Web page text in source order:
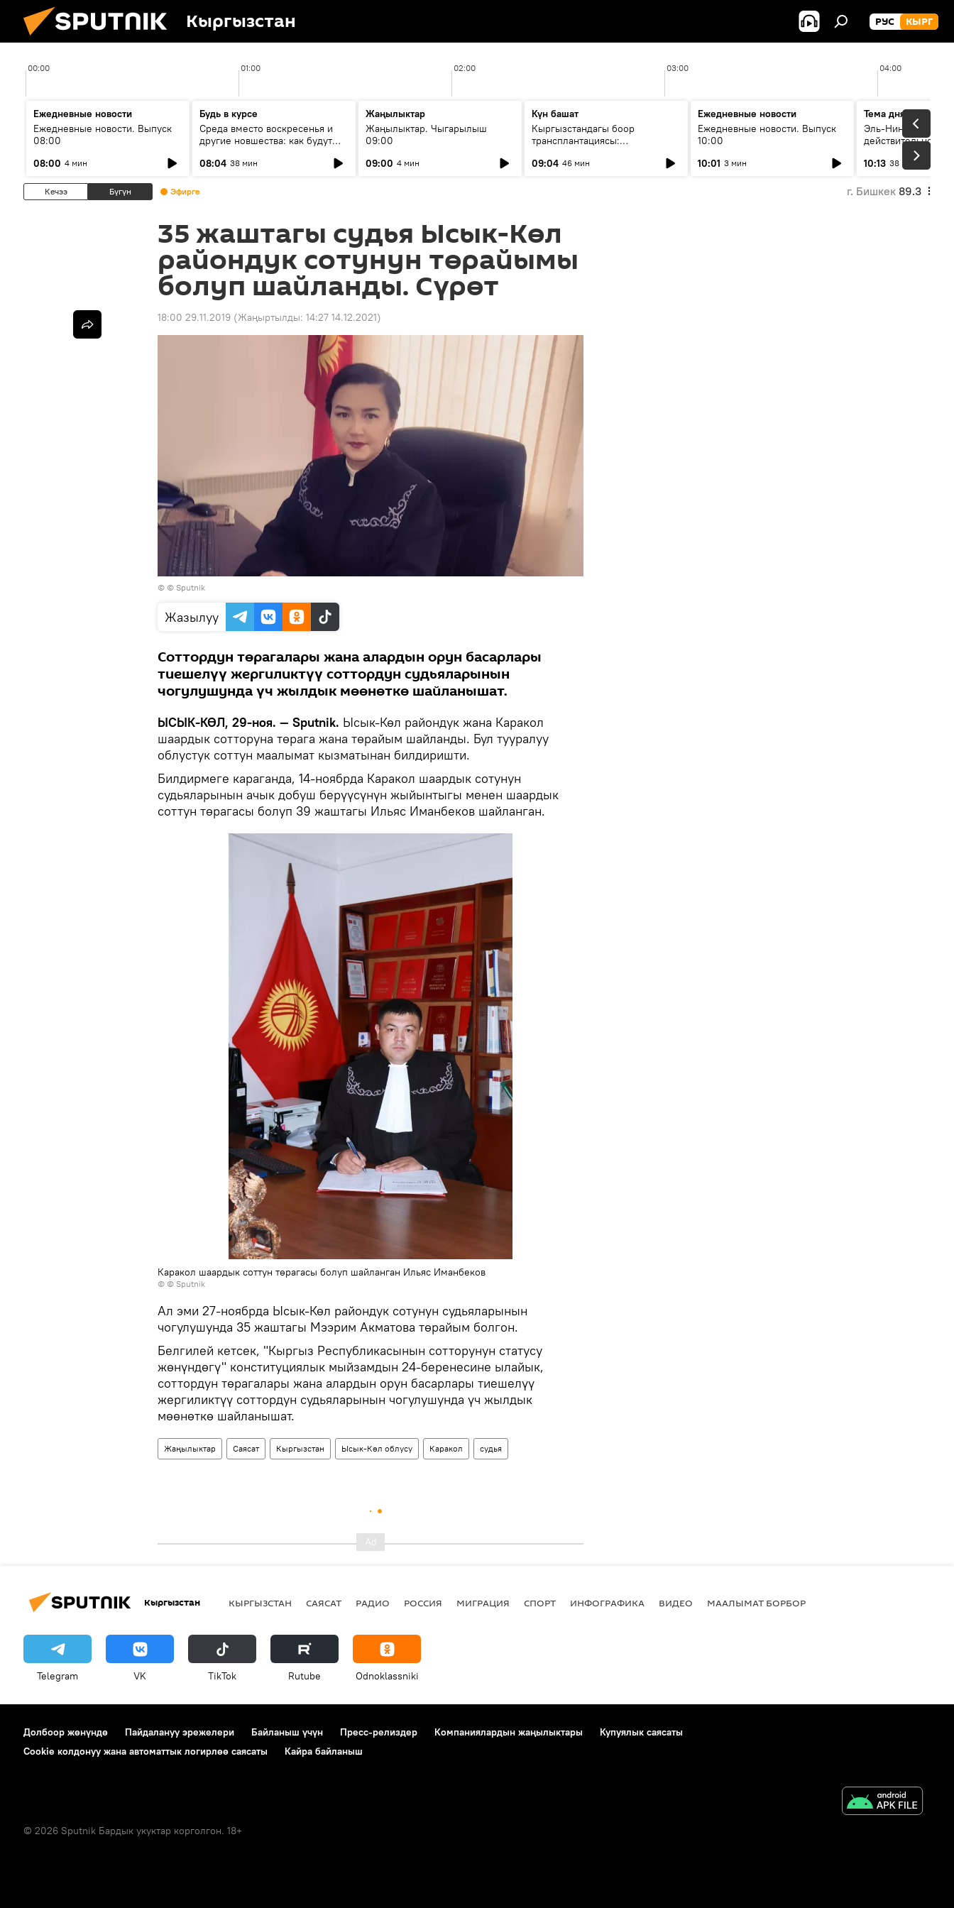
Кыргызстан РУС КЫРГ
00:00 01:00 02:00 03:00 04:00
Ежедневные новости
Ежедневные новости. Выпуск
08:00
08:00 4 мин
Будь в курсе
Среда вместо воскресенья и
другие новшества: как будут
08:04 38 мин
Жаңылыктар
Жаңылыктар. Чыгарылыш
09:00
09:00 4 мин
Күн башат
Кыргызстандагы боор
трансплантациясы:
келечеги
09:04 46 мин
Ежедневные новости
Ежедневные новости. Выпуск
10:00
10:01 3 мин
Тема дня
Эль-Ниньо, жара и
действительно
погоду в
10:13 38 мин
Кечээ Бүгүн Эфирге г. Бишкек 89.3
35 жаштагы судья Ысык-Көл
райондук сотунун төрайымы
болуп шайланды. Сүрөт
18:00 29.11.2019 (Жаңыртылды: 14:27 14.12.2021)
© © Sputnik
Жазылуу
Соттордун төрагалары жана алардын орун басарлары
тиешелүү жергиликтүү соттордун судьяларынын
чогулушунда үч жылдык мөөнөткө шайланышат.
ЫСЫК-КӨЛ, 29-ноя. — Sputnik. Ысык-Көл райондук жана Каракол
шаардык сотторуна төрага жана төрайым шайланды. Бул тууралуу
облустук соттун маалымат кызматынан билдиришти.
Билдирмеге караганда, 14-ноябрда Каракол шаардык сотунун
судьяларынын ачык добуш берүүсүнүн жыйынтыгы менен шаардык
соттун төрагасы болуп 39 жаштагы Ильяс Иманбеков шайланган.
Каракол шаардык соттун төрагасы болуп шайланган Ильяс Иманбеков
© © Sputnik
Ал эми 27-ноябрда Ысык-Көл райондук сотунун судьяларынын
чогулушунда 35 жаштагы Мээрим Акматова төрайым болгон.
Белгилей кетсек, "Кыргыз Республикасынын сотторунун статусу
жөнүндөгү" конституциялык мыйзамдын 24-беренесине ылайык,
соттордун төрагалары жана алардын орун басарлары тиешелүү
жергиликтүү соттордун судьяларынын чогулушунда үч жылдык
мөөнөткө шайланышат.
Жаңылыктар Саясат Кыргызстан Ысык-Көл облусу Каракол судья
Кыргызстан КЫРГЫЗСТАН САЯСАТ РАДИО РОССИЯ МИГРАЦИЯ СПОРТ ИНФОГРАФИКА ВИДЕО МААЛЫМАТ БОРБОР
Telegram VK ТikТоk Rutube Odnoklassniki
Долбоор жөнүндө Пайдалануу эрежелери Байланыш үчүн Пресс-релиздер Компаниялардын жаңылыктары
Купуялык саясаты
Cookie колдонуу жана автоматтык логирлөө саясаты
Кайра байланыш
© 2026 Sputnik Бардык укуктар корголгон. 18+